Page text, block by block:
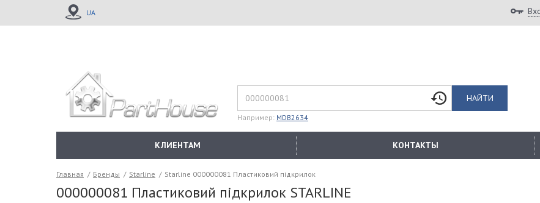
UA
НАЙТИ
Например: MDB2634
КЛИЕНТАМ КОНТАКТЫ
Главная / Бренды / Starline / Starline 000000081 Пластиковий пiдкрилок
000000081 Пластиковий пiдкрилок STARLINE